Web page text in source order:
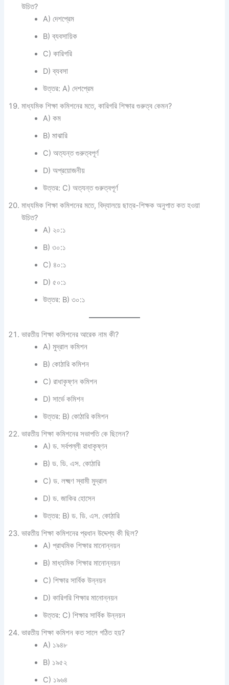
উচিত?
A) দেশপ্রেম
B) ব্যবসায়িক
C) কারিগরি
D) ব্যবসা
উত্তর: A) দেশপ্রেম
মাধ্যমিক শিক্ষা কমিশনের মতে, কারিগরি শিক্ষার গুরুত্ব কেমন?
A) কম
B) মাঝারি
C) অত্যন্ত গুরুত্বপূর্ণ
D) অপ্রয়োজনীয়
উত্তর: C) অত্যন্ত গুরুত্বপূর্ণ
মাধ্যমিক শিক্ষা কমিশনের মতে, বিদ্যালয়ে ছাত্র-শিক্ষক অনুপাত কত হওয়া
উচিত?
A) ২০:১
B) ৩০:১
C) ৪০:১
D) ৫০:১
উত্তর: B) ৩০:১
ভারতীয় শিক্ষা কমিশনের আরেক নাম কী?
A) মুদ্রাল কমিশন
B) কোঠারি কমিশন
C) রাধাকৃষ্ণন কমিশন
D) সার্ভে কমিশন
উত্তর: B) কোঠারি কমিশন
ভারতীয় শিক্ষা কমিশনের সভাপতি কে ছিলেন?
A) ড. সর্বপল্লী রাধাকৃষ্ণন
B) ড. ডি. এস. কোঠারি
C) ড. লক্ষ্মণ স্বামী মুদ্রাল
D) ড. জাকির হোসেন
উত্তর: B) ড. ডি. এস. কোঠারি
ভারতীয় শিক্ষা কমিশনের প্রধান উদ্দেশ্য কী ছিল?
A) প্রাথমিক শিক্ষার মানোন্নয়ন
B) মাধ্যমিক শিক্ষার মানোন্নয়ন
C) শিক্ষার সার্বিক উন্নয়ন
D) কারিগরি শিক্ষার মানোন্নয়ন
উত্তর: C) শিক্ষার সার্বিক উন্নয়ন
ভারতীয় শিক্ষা কমিশন কত সালে গঠিত হয়?
A) ১৯৪৮
B) ১৯৫২
C) ১৯৬৪